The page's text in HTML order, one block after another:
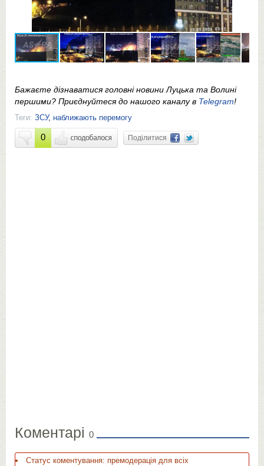
Бажаєте дізнаватися головні новини Луцька та Волині
першими? Приєднуйтеся до нашого каналу в Telegram!
Теги: ЗСУ, наближають перемогу
0 Поділитися
Коментарі 0
Статус коментування: премодерація для всіх